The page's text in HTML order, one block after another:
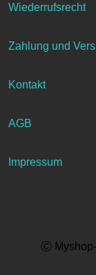
Wiederrufsrecht
Zahlung und
Kontakt
AGB
Impressum
Ⓒ